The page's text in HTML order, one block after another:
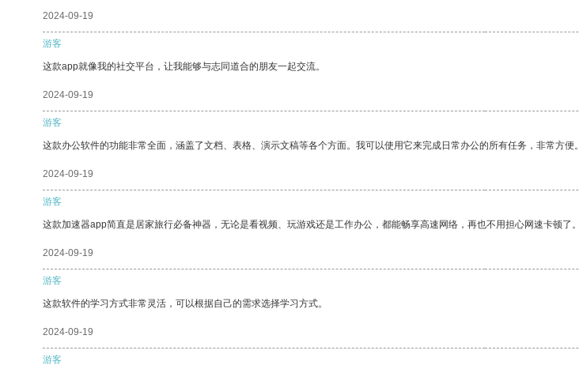
2024-09-19
游客
这款app就像我的社交平台，让我能够与志同道合的朋友一起交流。
2024-09-19
游客
这款办公软件的功能非常全面，涵盖了文档、表格、演示文稿等各个方面。我可以使用它来完成日常办公的所有任务，非常方便。
2024-09-19
游客
这款加速器app简直是居家旅行必备神器，无论是看视频、玩游戏还是工作办公，都能畅享高速网络，再也不用担心网速卡顿了。
2024-09-19
游客
这款软件的学习方式非常灵活，可以根据自己的需求选择学习方式。
2024-09-19
游客